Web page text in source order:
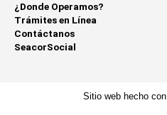
¿Donde Operamos?
Trámites en Línea
Contáctanos
SeacorSocial
Sitio web hecho con